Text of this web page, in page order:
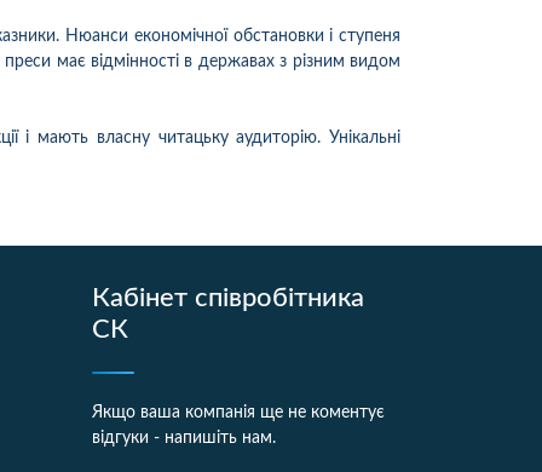
Нюанси економічної обстановки і ступеня
преси має відмінності в державах з різним видом
і мають власну читацьку аудиторію. Унікальні
Кабінет співробітника
СК
Якщо ваша компанія ще не коментує
відгуки - напишіть нам.